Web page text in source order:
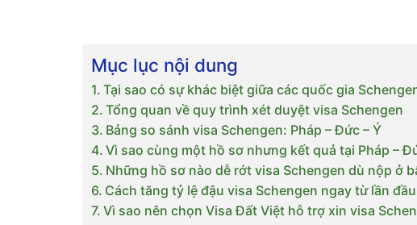
Mục lục nội dung
Tại sao có sự khác biệt giữa các quốc gia
Tổng quan về quy trình xét duyệt visa Schengen
Bảng so sánh visa Schengen: Pháp – Đức – Ý
Vì sao cùng một hồ sơ nhưng kết quả tại Pháp –
Những hồ sơ nào dễ rớt visa Schengen dù nộp ở
Cách tăng tỷ lệ đậu visa Schengen ngay từ lần đầu
Vì sao nên chọn Visa Đất Việt hỗ trợ xin visa